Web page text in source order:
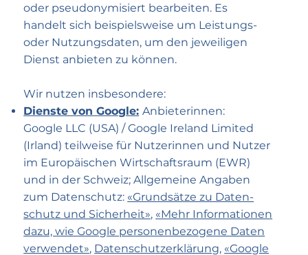
oder pseudonymisiert bearbeiten. Es
handelt sich beispielsweise um Leistungs-
oder Nutzungsdaten, um den jeweiligen
Dienst anbieten zu können.
Wir nutzen insbesondere:
Dienste von Google: Anbieter­innen:
Google LLC (USA) / Google Ireland Limited
(Irland) teil­weise für Nutzer­innen und Nutzer
im Euro­päischen Wirtschafts­raum (EWR)
und in der Schweiz; All­gemeine Angaben
zum Daten­schutz: «Grund­sätze zu Daten­
schutz und Sicher­heit», «Mehr Informationen
dazu, wie Google personen­bezogene Daten
verwendet», Daten­schutz­erklärung, «Google